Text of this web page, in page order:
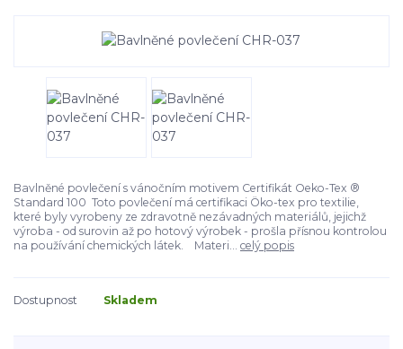
Bavlněné povlečení s vánočním motivem Certifikát Oeko-Tex ®
Standard 100 Toto povlečení má certifikaci Öko-tex pro textilie,
které byly vyrobeny ze zdravotně nezávadných materiálů, jejichž
výroba - od surovin až po hotový výrobek - prošla přísnou kontrolou
na používání chemických látek. Materi... celý popis
Dostupnost Skladem